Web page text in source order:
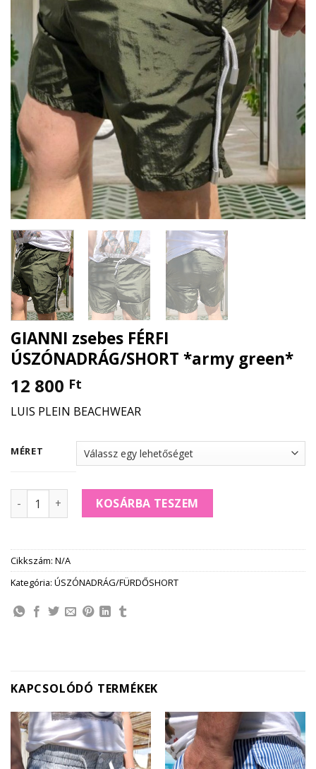
GIANNI zsebes FÉRFI
ÚSZÓNADRÁG/SHORT *army green*
12 800 Ft
LUIS PLEIN BEACHWEAR
MÉRET
GIANNI zsebes FÉRFI ÚSZÓNADRÁG/SHORT *army green*
KOSÁRBA TESZEM
Cikkszám: N/A
Kategória: ÚSZÓNADRÁG/FÜRDŐSHORT
KAPCSOLÓDÓ TERMÉKEK